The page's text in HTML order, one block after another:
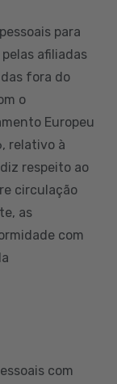
para
afiliadas
fora do
o
Europeu
relativo à
respeito ao
circulação
as
com
com